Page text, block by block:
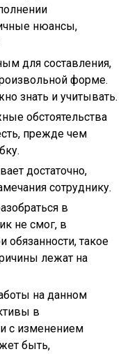
нюансы,
для составления,
форме.
знать и учитывать.
обстоятельства
прежде чем
достаточно,
сотруднику.
в
не смог, в
обязанности, такое
лежат на
на данном
в
с изменением
быть,